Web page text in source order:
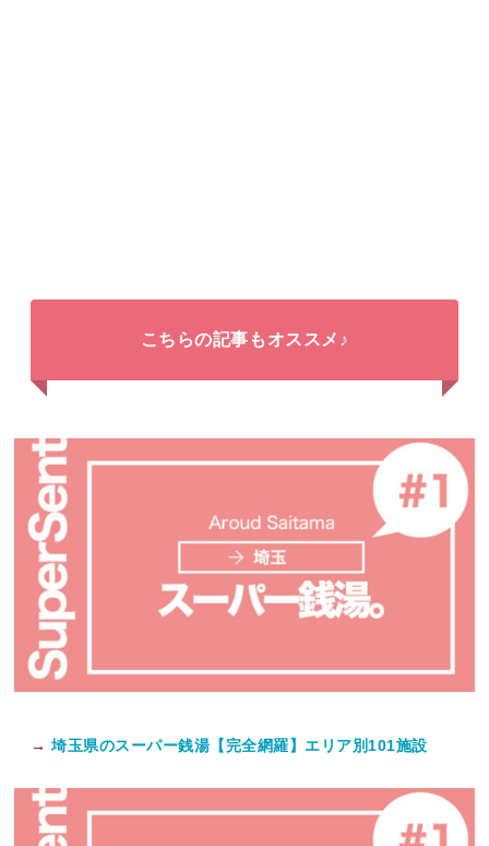
こちらの記事もオススメ♪
→ 埼玉県のスーパー銭湯【完全網羅】エリア別101施設